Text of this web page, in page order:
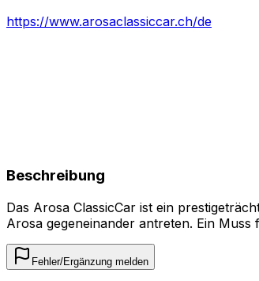
https://www.arosaclassiccar.ch/de
Beschreibung
Das Arosa ClassicCar ist ein
Arosa gegeneinander antreten. Ein
Fehler/Ergänzung melden